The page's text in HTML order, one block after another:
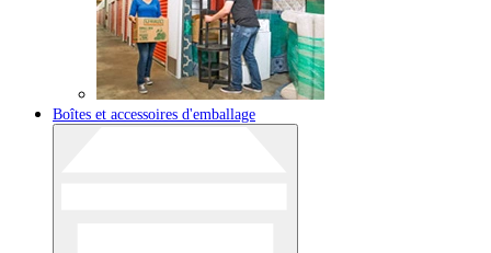
Boîtes et accessoires d'emballage